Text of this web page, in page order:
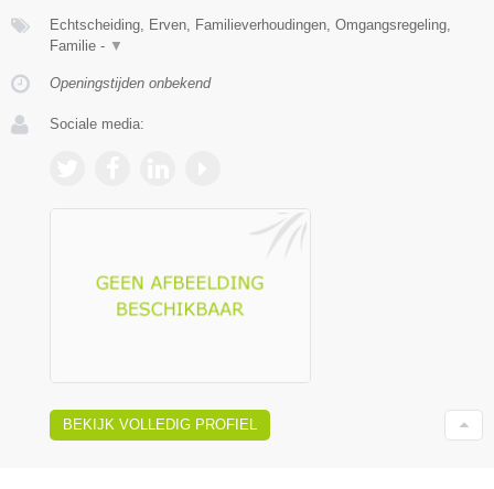
Echtscheiding, Erven, Familieverhoudingen, Omgangsregeling,
Familie - ▼
Openingstijden onbekend
Sociale media:
BEKIJK VOLLEDIG PROFIEL